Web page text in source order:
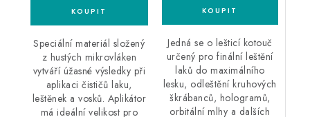
Speciální materiál složený
z hustých mikrovláken
vytváří úžasné výsledky při
aplikaci čističů laku,
leštěnek a vosků. Aplikátor
má ideální velikost pro
Jedná se o lešticí kotouč
určený pro finální leštění
laků do maximálního
lesku, odleštění kruhových
škrábanců, hologramů,
orbitální mlhy a dalších